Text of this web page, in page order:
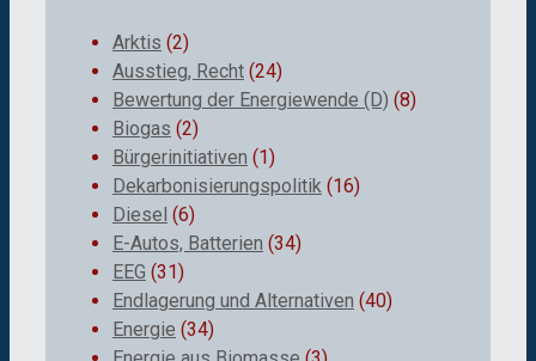
Arktis (2)
Ausstieg, Recht (24)
Bewertung der Energiewende (D) (8)
Biogas (2)
Bürgerinitiativen (1)
Dekarbonisierungspolitik (16)
Diesel (6)
E-Autos, Batterien (34)
EEG (31)
Endlagerung und Alternativen (40)
Energie (34)